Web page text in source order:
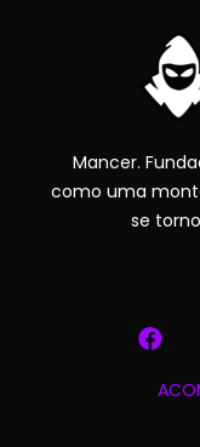
Mancer.
como uma
se